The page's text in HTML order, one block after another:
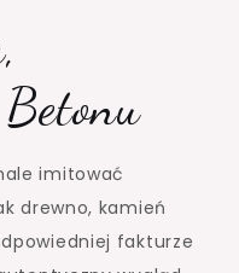
imitować
drewno, kamień
fakturze